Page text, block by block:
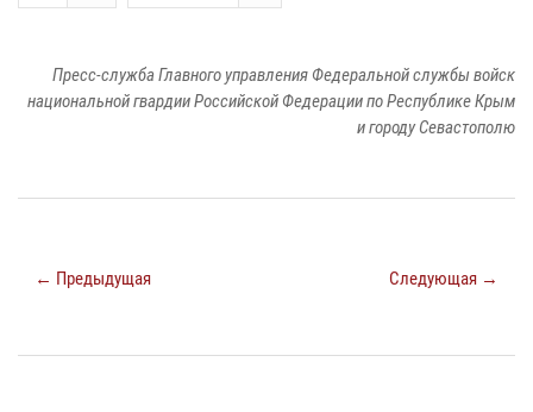
Пресс-служба Главного управления Федеральной службы войск
национальной гвардии Российской Федерации по Республике Крым
и городу Севастополю
← Предыдущая Следующая →